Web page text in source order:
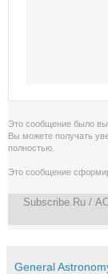
Это сообщение было
Вы можете получать
полностью
Это сообщение
Subscribe.Ru /
General